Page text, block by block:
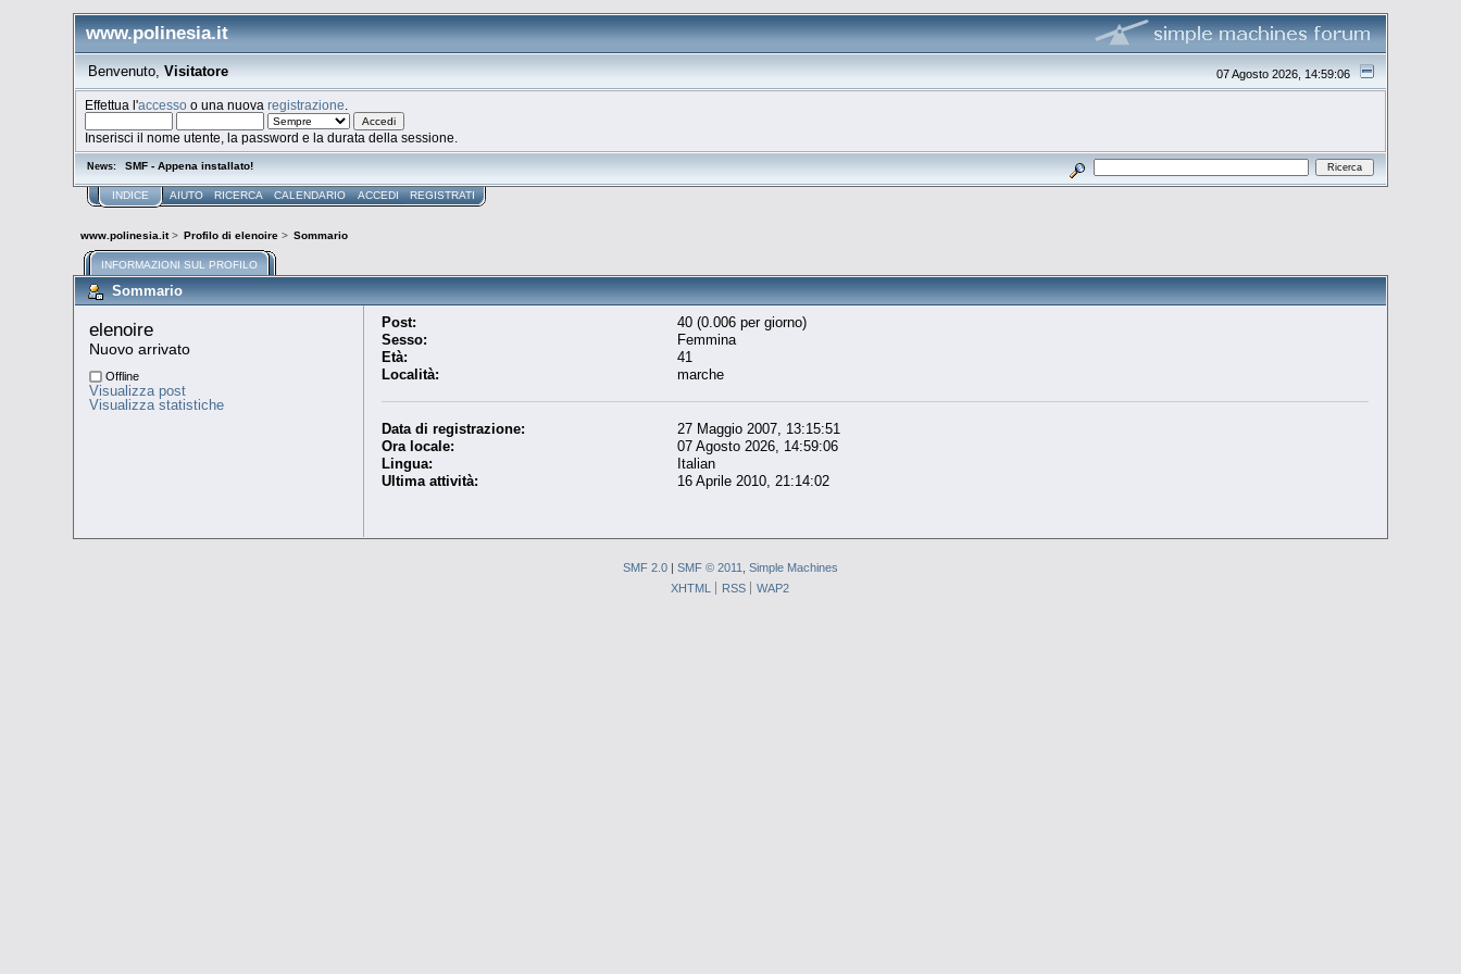
www.polinesia.it
07 Agosto 2026, 14:59:06
Benvenuto, Visitatore
Effettua l'accesso o una nuovaregistrazione
Inserisci il nome utente, la password e la durata della sessione.
News: SMF - Appena installato!
INDICE AIUTO RICERCA CALENDARIO ACCEDI REGISTRATI
www.polinesia.it> Profilo di elenoire> Sommario
INFORMAZIONI SUL PROFILO
Sommario
elenoire
Nuovo arrivato
Offline
Visualizza post
Visualizza statistiche
Post:
40 (0.006 per giorno)
Sesso:
Femmina
Età:
41
Località:
marche
Data di registrazione:
27 Maggio 2007, 13:15:51
Ora locale:
07 Agosto 2026, 14:59:06
Lingua:
Italian
Ultima attività:
16 Aprile 2010, 21:14:02
SMF 2.0 | SMF © 2011
Simple Machines
XHTML
RSS WAP2